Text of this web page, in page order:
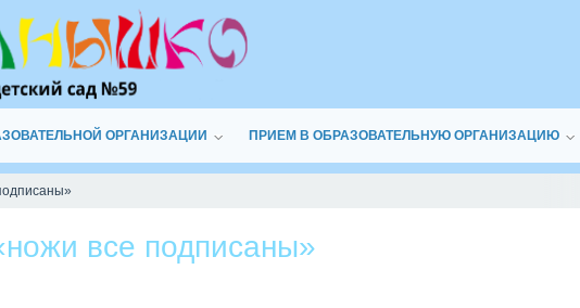
ОРГАНИЗАЦИИ ПРИЕМ В ОБРАЗОВАТЕЛЬНУЮ ОРГАНИЗАЦИЮ
все подписаны»